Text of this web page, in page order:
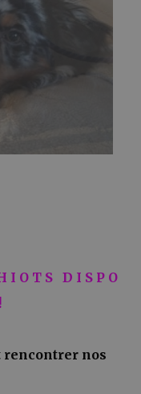
I O T S D I S P O
rencontrer nos